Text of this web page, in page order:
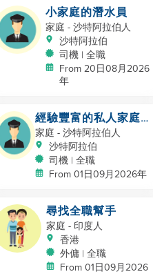
小家庭的潛水員
家庭 - 沙特阿拉伯人
沙特阿拉伯
司機 | 全職
From 20日08月2026
年
經驗豐富的私人家庭司
機 - 沙特/海灣合作委
員會經驗
家庭 - 沙特阿拉伯人
沙特阿拉伯
司機 | 全職
From 01日09月2026年
尋找全職幫手
家庭 - 印度人
香港
外傭 | 全職
From 01日09月2026